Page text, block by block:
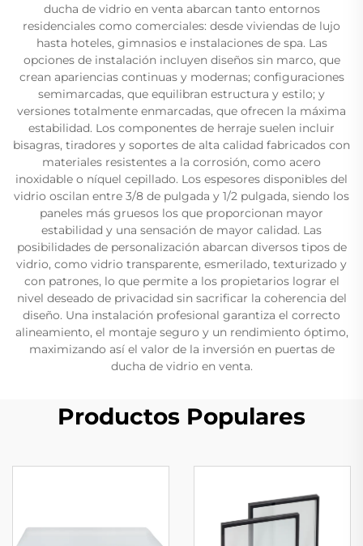
ducha de vidrio en venta abarcan tanto entornos
residenciales como comerciales: desde viviendas de lujo
hasta hoteles, gimnasios e instalaciones de spa. Las
opciones de instalación incluyen diseños sin marco, que
crean apariencias continuas y modernas; configuraciones
semimarcadas, que equilibran estructura y estilo; y
versiones totalmente enmarcadas, que ofrecen la máxima
estabilidad. Los componentes de herraje suelen incluir
bisagras, tiradores y soportes de alta calidad fabricados con
materiales resistentes a la corrosión, como acero
inoxidable o níquel cepillado. Los espesores disponibles del
vidrio oscilan entre 3/8 de pulgada y 1/2 pulgada, siendo los
paneles más gruesos los que proporcionan mayor
estabilidad y una sensación de mayor calidad. Las
posibilidades de personalización abarcan diversos tipos de
vidrio, como vidrio transparente, esmerilado, texturizado y
con patrones, lo que permite a los propietarios lograr el
nivel deseado de privacidad sin sacrificar la coherencia del
diseño. Una instalación profesional garantiza el correcto
alineamiento, el montaje seguro y un rendimiento óptimo,
maximizando así el valor de la inversión en puertas de
ducha de vidrio en venta.
Productos Populares